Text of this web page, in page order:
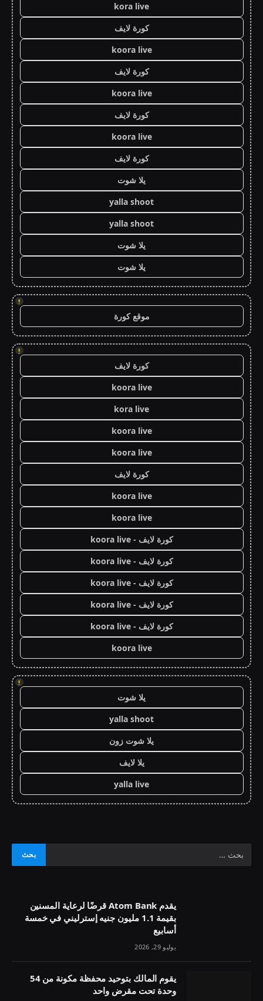
kora live
كورة لايف
koora live
كورة لايف
koora live
كورة لايف
koora live
كورة لايف
يلا شوت
yalla shoot
yalla shoot
يلا شوت
يلا شوت
!
موقع كورة
!
كورة لايف
koora live
kora live
koora live
koora live
كورة لايف
koora live
koora live
كورة لايف - koora live
كورة لايف - koora live
كورة لايف - koora live
كورة لايف - koora live
كورة لايف - koora live
koora live
!
يلا شوت
yalla shoot
يلا شوت زون
يلا لايف
yalla live
يقدم Atom Bank قرضًا لرعاية المسنين
بقيمة 1.1 مليون جنيه إسترليني في خمسة
أسابيع
يوليو 29, 2026
يقوم المالك بتوحيد محفظة مكونة من 54
وحدة تحت مقرض واحد